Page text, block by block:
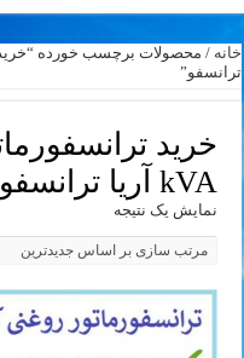
خانه
ترانسفو”
kVA آریا ترانسفو
نمایش یک نتیجه